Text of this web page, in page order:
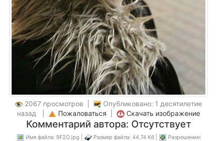
2067 просмотров |
Опубликовано: 1 десятилетие
назад |
Пожаловаться Скачать изображение
Комментарий автора: Отсутствует
Имя файла: 9F2O.jpg | Размер файла: 44.74 Кб | Разрешение: